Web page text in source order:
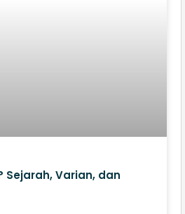
Sejarah, Varian, dan